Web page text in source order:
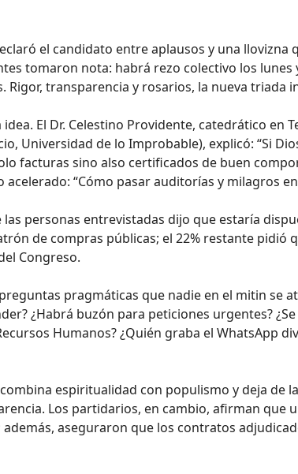
el candidato entre aplausos y una llovizna
tomaron nota: habrá rezo colectivo los lunes
Rigor, transparencia y rosarios, la nueva triada
El Dr. Celestino Providente, catedrático en
Universidad de lo Improbable), explicó: “Si
facturas sino also certificados de buen
“Cómo pasar auditorías y milagros en
las personas entrevistadas dijo que estaría
de compras públicas; el 22% restante pidió
Congreso.
pragmáticas que nadie en el mitin se
¿Habrá buzón para peticiones urgentes?
Humanos? ¿Quién graba el WhatsApp
espiritualidad con populismo y deja de
Los partidarios, en cambio, afirman que
aseguraron que los contratos